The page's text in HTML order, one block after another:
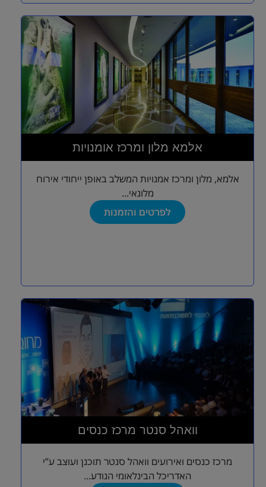
אלמא מלון ומרכז אומנויות
אלמא, מלון ומרכז אמנויות המשלב באופן ייחודי אירוח
מלונאי...
לפרטים והזמנות
וואהל סנטר מרכז כנסים
מרכז כנסים ואירועים וואהל סנטר תוכנן ועוצב ע”י
האדריכל הבינלאומי הנודע...